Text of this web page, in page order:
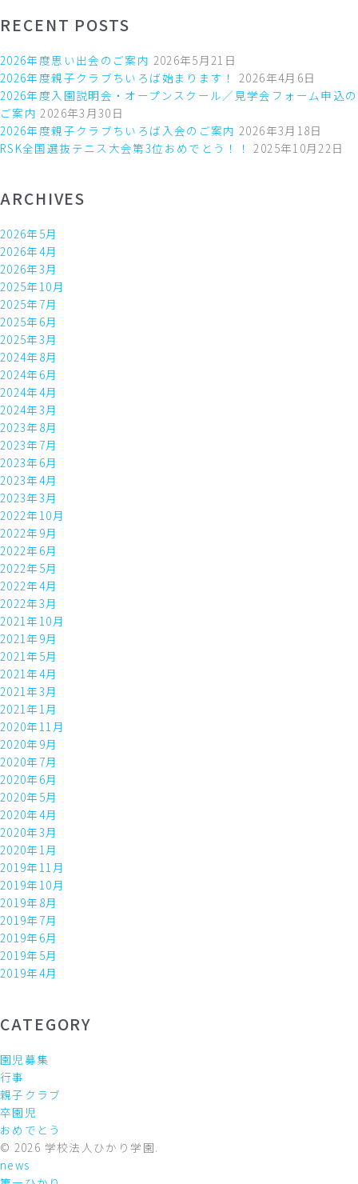
RECENT POSTS
2026年度思い出会のご案内 2026年5月21日
2026年度親子クラブちいろば始まります！
2026年4月6日
2026年度入園説明会・オープンスクール／見学会フォーム申込の
ご案内 2026年3月30日
2026年度親子クラブちいろば入会のご案内 2026年3月18日
RSK全国選抜テニス大会第3位おめでとう！！ 2025年10月22日
ARCHIVES
2026年5月
2026年4月
2026年3月
2025年10月
2025年7月
2025年6月
2025年3月
2024年8月
2024年6月
2024年4月
2024年3月
2023年8月
2023年7月
2023年6月
2023年4月
2023年3月
2022年10月
2022年9月
2022年6月
2022年5月
2022年4月
2022年3月
2021年10月
2021年9月
2021年5月
2021年4月
2021年3月
2021年1月
2020年11月
2020年9月
2020年7月
2020年6月
2020年5月
2020年4月
2020年3月
2020年1月
2019年11月
2019年10月
2019年8月
2019年7月
2019年6月
2019年5月
2019年4月
CATEGORY
園児募集
行事
親子クラブ
卒園児
おめでとう
© 2026 学校法人ひかり学園.
news